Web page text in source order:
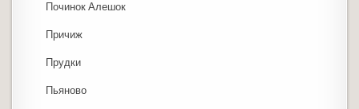
Починок Алешок
Причиж
Прудки
Пьяново